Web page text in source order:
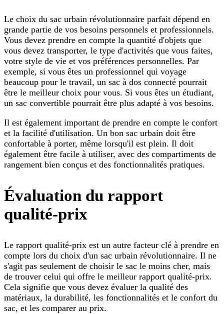
Le choix du sac urbain révolutionnaire parfait dépend en
grande partie de vos besoins personnels et professionnels.
Vous devez prendre en compte la quantité d'objets que
vous devez transporter, le type d'activités que vous faites,
votre style de vie et vos préférences personnelles. Par
exemple, si vous êtes un professionnel qui voyage
beaucoup pour le travail, un sac à dos connecté pourrait
être le meilleur choix pour vous. Si vous êtes un étudiant,
un sac convertible pourrait être plus adapté à vos besoins.
Il est également important de prendre en compte le confort
et la facilité d'utilisation. Un bon sac urbain doit être
confortable à porter, même lorsqu'il est plein. Il doit
également être facile à utiliser, avec des compartiments de
rangement bien conçus et des fonctionnalités pratiques.
Évaluation du rapport
qualité-prix
Le rapport qualité-prix est un autre facteur clé à prendre en
compte lors du choix d'un sac urbain révolutionnaire. Il ne
s'agit pas seulement de choisir le sac le moins cher, mais
de trouver celui qui offre le meilleur rapport qualité-prix.
Cela signifie que vous devez évaluer la qualité des
matériaux, la durabilité, les fonctionnalités et le confort du
sac, et les comparer au prix.